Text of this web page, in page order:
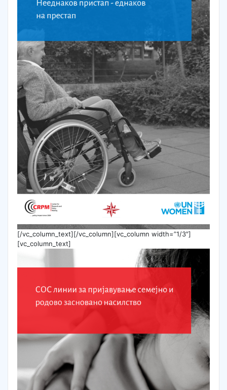
[/vc_column_text][/vc_column][vc_column width=”1/3″]
[vc_column_text]